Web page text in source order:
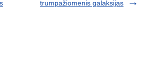
trumpažiomenis galaksijas